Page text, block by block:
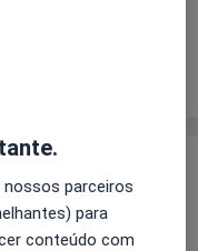
a experiência
parceiros
para
conteúdo com